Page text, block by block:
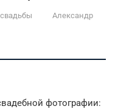
Александр
фотографии: